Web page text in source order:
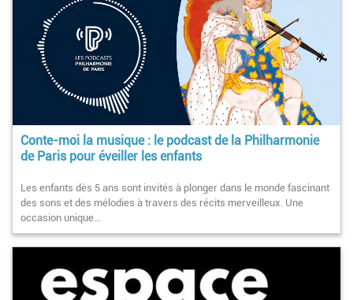
Conte-moi la musique : le podcast de la Philharmonie
de Paris pour éveiller les enfants
Les enfants dès 5 ans sont invités à plonger dans le monde fascinant
des sons et des mélodies à travers des récits merveilleux. Une
occasion unique…